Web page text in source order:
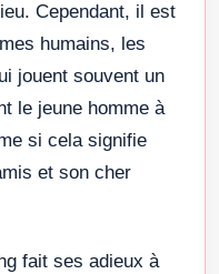
Cependant, il est
humains, les
jouent souvent un
le jeune homme à
si cela signifie
et son cher
fait ses adieux à